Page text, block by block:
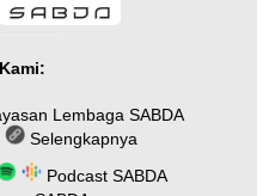
Lembaga SABDA
Selengkapnya
Podcast SABDA